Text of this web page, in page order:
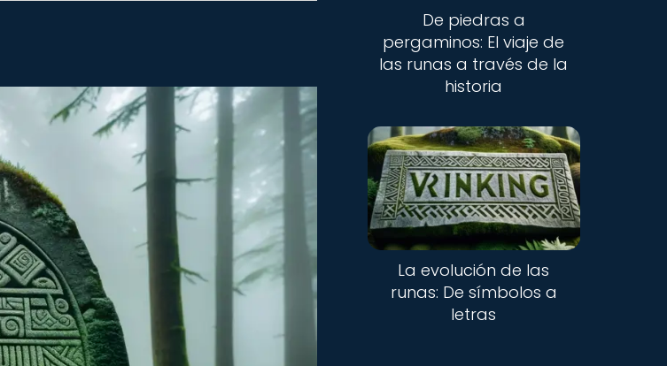
De piedras a
pergaminos: El viaje de
las runas a través de la
historia
La evolución de las
runas: De símbolos a
letras